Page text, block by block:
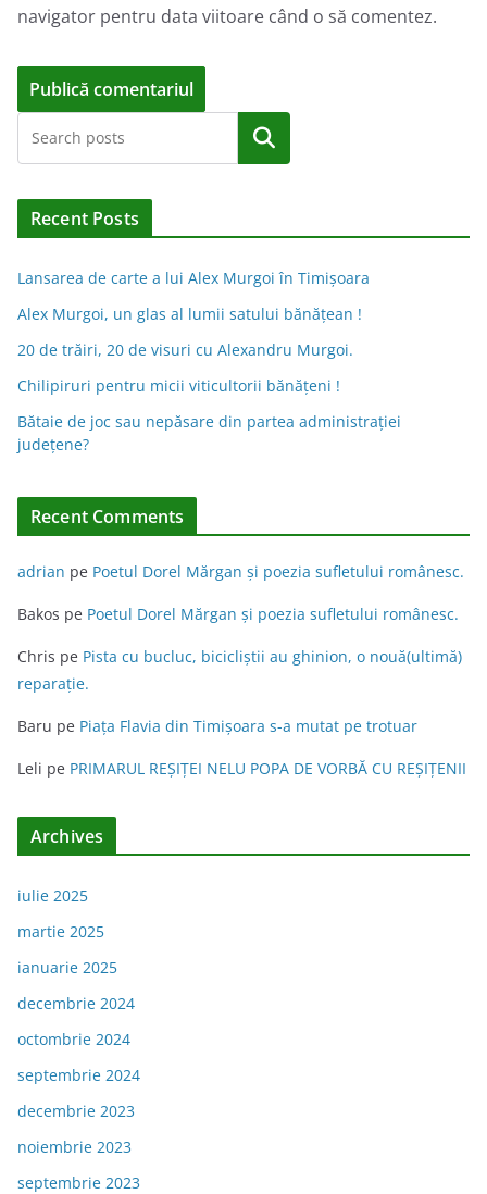
navigator pentru data viitoare când o să comentez.
l
n
a
t
e
Caută
Recent Posts
Lansarea de carte a lui Alex Murgoi în Timișoara
Alex Murgoi, un glas al lumii satului bănățean !
20 de trăiri, 20 de visuri cu Alexandru Murgoi.
Chilipiruri pentru micii viticultorii bănăţeni !
Bătaie de joc sau nepăsare din partea administraţiei
judeţene?
Recent Comments
adrian pe Poetul Dorel Mărgan şi poezia sufletului românesc.
Bakos pe Poetul Dorel Mărgan şi poezia sufletului românesc.
Chris pe Pista cu bucluc, bicicliștii au ghinion, o nouă(ultimă)
reparație.
Baru pe Piața Flavia din Timişoara s-a mutat pe trotuar
Leli pe PRIMARUL REŞIŢEI NELU POPA DE VORBĂ CU REŞIŢENII
Archives
iulie 2025
martie 2025
ianuarie 2025
decembrie 2024
octombrie 2024
septembrie 2024
decembrie 2023
noiembrie 2023
septembrie 2023